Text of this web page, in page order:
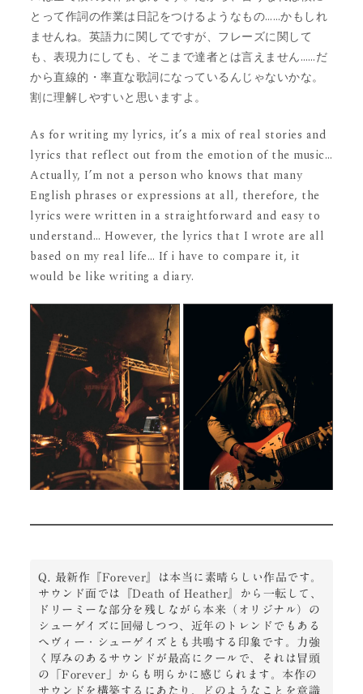
とって作詞の作業は日記をつけるようなもの……かもしれ
ませんね。英語力に関してですが、フレーズに関して
も、表現力にしても、そこまで達者とは言えません……だ
から直線的・率直な歌詞になっているんじゃないかな。
割に理解しやすいと思いますよ。
As for writing my lyrics, it’s a mix of real stories and
lyrics that reflect out from the emotion of the music…
Actually, I’m not a person who knows that many
English phrases or expressions at all, therefore, the
lyrics were written in a straightforward and easy to
understand… However, the lyrics that I wrote are all
based on my real life… If i have to compare it, it
would be like writing a diary.
Q. 最新作『Forever』は本当に素晴らしい作品です。
サウンド面では『Death of Heather』から一転して、
ドリーミーな部分を残しながら本来（オリジナル）の
シューゲイズに回帰しつつ、近年のトレンドでもある
ヘヴィー・シューゲイズとも共鳴する印象です。力強
く厚みのあるサウンドが最高にクールで、それは冒頭
の「Forever」からも明らかに感じられます。本作の
サウンドを構築するにあたり、どのようなことを意識